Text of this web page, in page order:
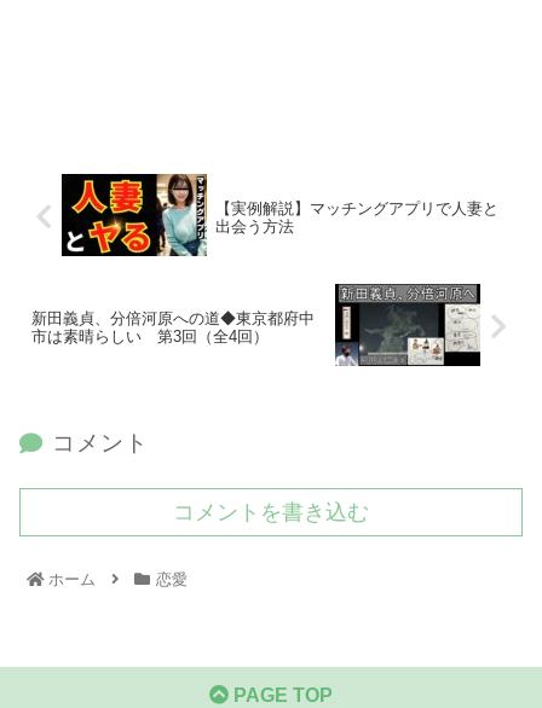
【実例解説】マッチングアプリで人妻と
出会う方法
新田義貞、分倍河原への道◆東京都府中
市は素晴らしい 第3回（全4回）
コメント
コメントを書き込む
ホーム 恋愛
PAGE TOP